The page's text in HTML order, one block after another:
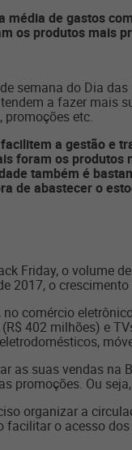
média de gastos
os produtos mais
semana do Dia
a fazer mais
promoções etc.
a gestão e
foram os produtos
também é
de abastecer o
Friday, o volume
2017, o
no comércio
402 milhões) e
as suas vendas na
promoções. Ou
organizar a
facilitar o acesso